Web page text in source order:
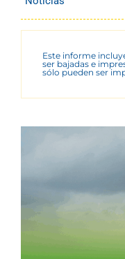
Este informe
ser bajadas e
sólo pueden ser